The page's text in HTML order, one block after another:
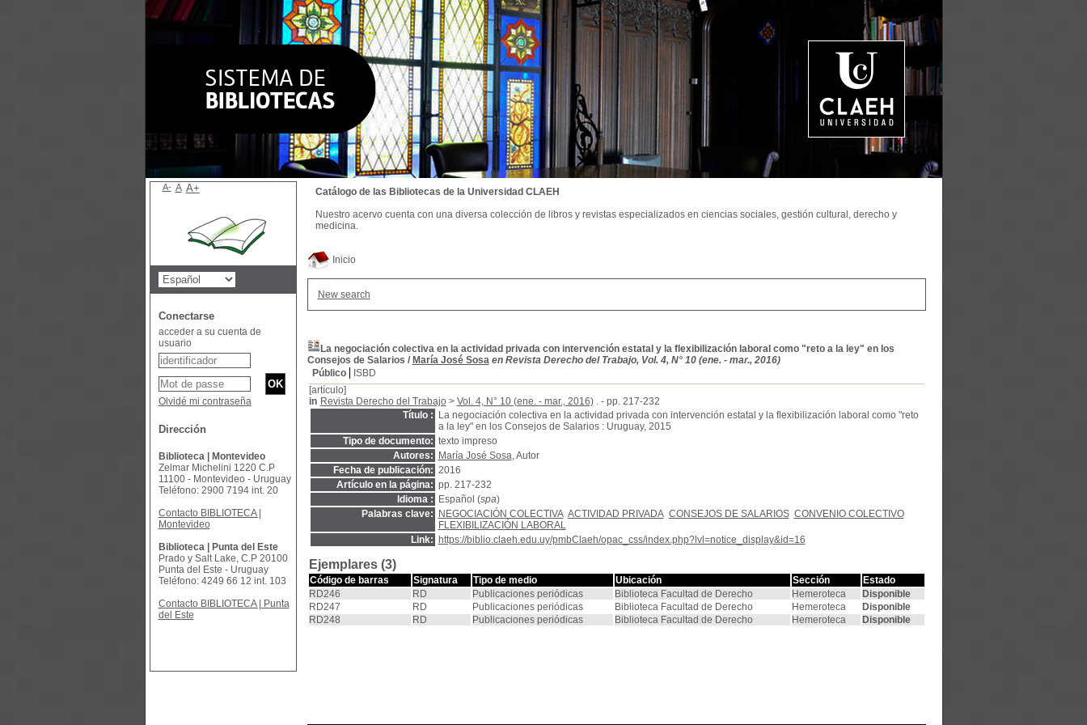
Inicio
New search
La negociación colectiva en la actividad privada con intervención estatal y la flexibilización laboral como "reto a la ley" en los
Consejos de Salarios / María José Sosa en Revista Derecho del Trabajo, Vol. 4, N° 10 (ene. - mar., 2016)
Público
ISBD
[artículo]
in Revista Derecho del Trabajo> Vol. 4, N° 10 (ene. - mar., 2016). - pp. 217-232
Título :
La negociación colectiva en la actividad privada con intervención estatal y la flexibilización laboral como "reto
a la ley" en los Consejos de Salarios : Uruguay, 2015
Tipo de documento: texto impreso
Autores:
María José Sosa, Autor
Fecha de publicación: 2016
Artículo en la página: pp. 217-232
Idioma :
Español (spa)
Palabras clave:
NEGOCIACIÓN COLECTIVA ACTIVIDAD PRIVADA CONSEJOS DE SALARIOS CONVENIO COLECTIVO
FLEXIBILIZACIÓN LABORAL
Link:
https://biblio.claeh.edu.uy/pmbClaeh/opac_css/index.php?lvl=notice_display&id=16
Ejemplares (3)
Código de barras Signatura Tipo de medio Ubicación Sección
Estado
RD246
RD Publicaciones periódicas Biblioteca Facultad de Derecho Hemeroteca
Disponible
RD247
RD Publicaciones periódicas Biblioteca Facultad de Derecho Hemeroteca
Disponible
RD248
RD Publicaciones periódicas Biblioteca Facultad de Derecho Hemeroteca Disponible
Catálogo de las Bibliotecas de la Universidad CLAEH
Nuestro acervo cuenta con una diversa colección de libros y revistas especializados en ciencias sociales, gestión cultural, derecho y
medicina.
A- A A+
Conectarse
acceder a su cuenta de
usuario
Olvidé mi contraseña
Dirección
Biblioteca | Montevideo
Zelmar Michelini 1220 C.P
11100 - Montevideo - Uruguay
Teléfono: 2900 7194 int. 20
Contacto BIBLIOTECA |
Montevideo
Biblioteca | Punta del Este
Prado y Salt Lake, C.P 20100
Punta del Este - Uruguay
Teléfono: 4249 66 12 int. 103
Contacto BIBLIOTECA | Punta
del Este